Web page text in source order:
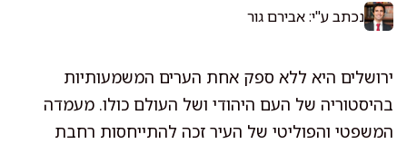
נכתב ע"י: אבירם גור
ירושלים היא ללא ספק אחת הערים המשמעותיות
בהיסטוריה של העם היהודי ושל העולם כולו. מעמדה
המשפטי והפוליטי של העיר זכה להתייחסות רחבת